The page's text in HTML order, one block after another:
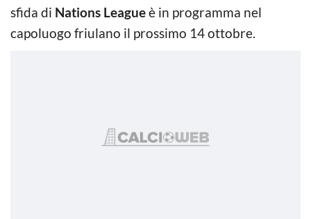
sfida di Nations Leagueè in programma nel
capoluogo friulano il prossimo 14 ottobre.